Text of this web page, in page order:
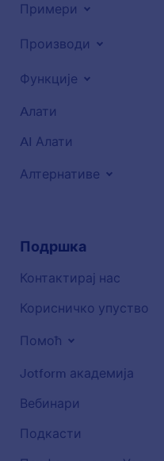
Примери
Производи
Функције
Aлати
AI Алати
Алтернативе
Подршка
Контактирај нас
Корисничко упуство
Помоћ
Jotform академија
Вебинари
Подкасти